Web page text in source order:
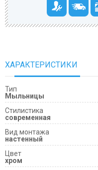
ХАРАКТЕРИСТИКИ
Тип
Мыльницы
Cтилистика
современная
Вид монтажа
настенный
Цвет
хром